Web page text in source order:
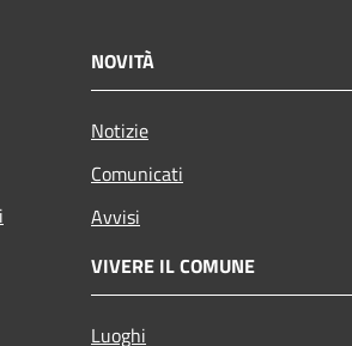
NOVITÀ
Notizie
Comunicati
Avvisi
VIVERE IL COMUNE
Luoghi